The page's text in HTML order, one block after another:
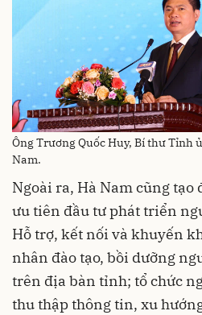
Ông Trương Quốc Huy, Bí thư Tỉnh
Nam.
Ngoài ra, Hà Nam cũng
ưu tiên đầu tư phát triển
Hỗ trợ, kết nối và khuyến
nhân đào tạo, bồi dưỡng
trên địa bàn tỉnh; tổ chức
thu thập thông tin, xu